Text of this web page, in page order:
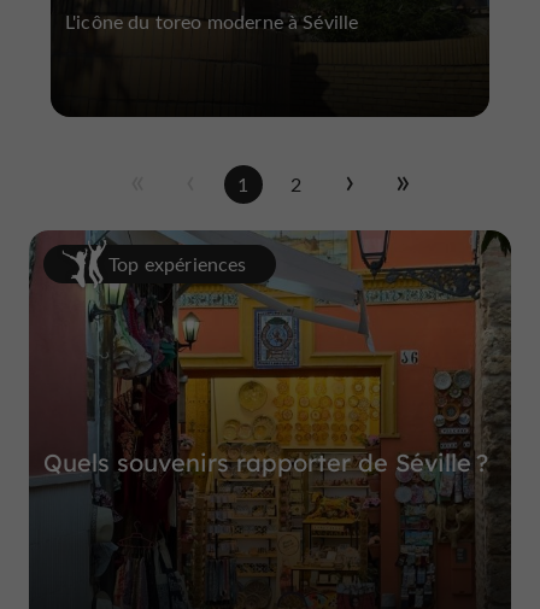
L'icône du toreo moderne à Séville
1 2
Top expériences
Quels souvenirs rapporter de Séville ?